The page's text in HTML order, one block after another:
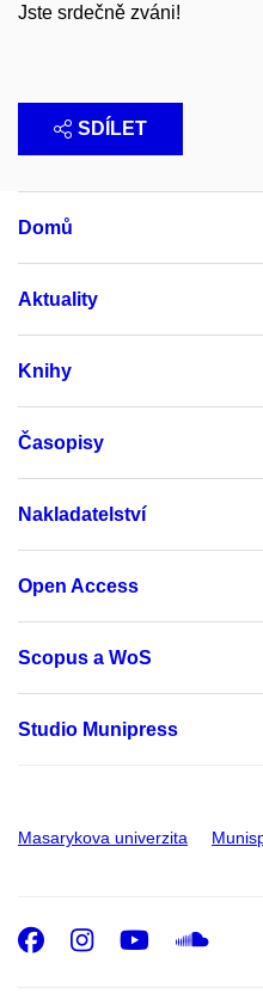
Jste srdečně zváni!
SDÍLET
Domů
Aktuality
Knihy
Časopisy
Nakladatelství
Open Access
Scopus a WoS
Studio Munipress
Masarykova univerzita
Facebook
Instagram